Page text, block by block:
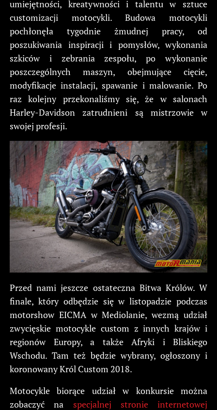
umiejętności, kreatywności i talentu w sztuce
customizacji motocykli. Budowa motocykli
pochłonęła tygodnie żmudnej pracy, od
poszukiwania inspiracji i pomysłów, wykonania
szkiców i zebrania zespołu, po wykonanie
poszczególnych maszyn, obejmujące cięcie,
modyfikacje instalacji, spawanie i malowanie. Po
raz kolejny przekonaliśmy się, że w salonach
Harley-Davidson zatrudnieni są mistrzowie w
swojej profesji.
Przed nami jeszcze ostateczna Bitwa Królów. W
finale, który odbędzie się w listopadzie podczas
motorshow EICMA w Mediolanie, wezmą udział
zwycięskie motocykle custom z innych krajów i
regionów Europy, a także Afryki i Bliskiego
Wschodu. Tam też będzie wybrany, ogłoszony i
koronowany Król Custom 2018.
Motocykle biorące udział w konkursie można
zobaczyć na specjalnej stronie internetowej